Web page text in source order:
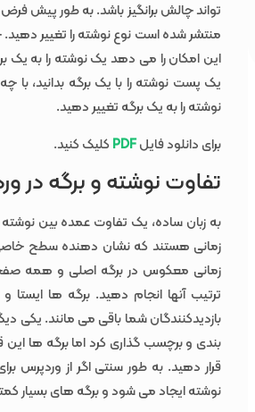
تواند چالش برانگیز باشد. به طور پیش
منتشر شده است نوع نوشته را تغییر
این امکان را می دهد یک نوشته را به یک
یک پست نوشته را با یک برگه بدانید، با
نوشته را به یک برگه تغییر دهید.
برای دانلود فایلPDF کلیک کنید.
تفاوت نوشته و برگه در
به زبان ساده، یک تفاوت عمده بین
زمانی هستند که نشان دهنده سطح خاصی
زمانی معکوس در برگه اصلی و همه
ترتیب آنها انجام دهید. برگه ها
بازدیدکنندگان شما باقی می مانند. یکی
بندی و برچسب گذاری کرد اما برگه ها این
قرار دهید. به طور سنتی اگر از وردپرس
نوشته ایجاد می شود و برگه های بسیار